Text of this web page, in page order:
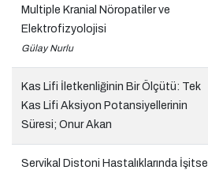
Multiple Kranial Nöropatiler ve
Elektrofizyolojisi
Gülay Nurlu
Kas Lifi İletkenliğinin Bir Ölçütü: Tek
Kas Lifi Aksiyon Potansiyellerinin
Süresi; Onur Akan
Servikal Distoni Hastalıklarında İşitsel